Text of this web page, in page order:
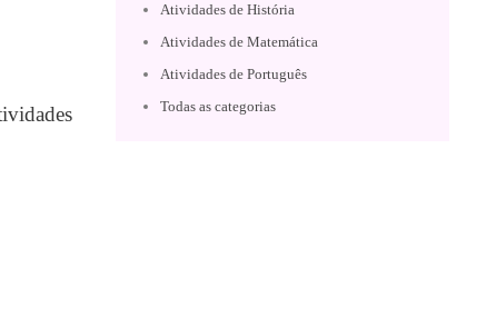
Atividades de História
Atividades de Matemática
Atividades de Português
Todas as categorias